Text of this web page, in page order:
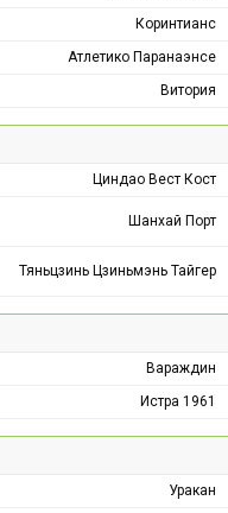
Коринтианс
Атлетико Паранаэнсе
Витория
Циндао Вест Кост
Шанхай Порт
Тяньцзинь Цзиньмэнь Тайгер
Вараждин
Истра 1961
Уракан